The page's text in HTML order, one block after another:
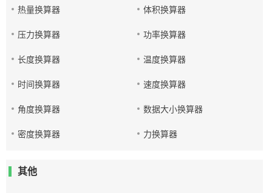
热量换算器 体积换算器
压力换算器 功率换算器
长度换算器 温度换算器
时间换算器 速度换算器
角度换算器 数据大小换算器
密度换算器 力换算器
其他